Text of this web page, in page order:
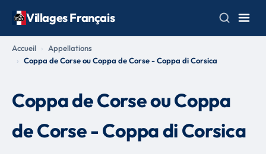
Villages Français
Accueil
Appellations
Coppa de Corse ou Coppa de Corse - Coppa di Corsica
Coppa de Corse ou Coppa
de Corse - Coppa di Corsica